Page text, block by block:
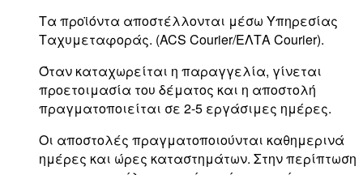
Τα προϊόντα αποστέλλονται μέσω Υπηρεσίας
Ταχυμεταφοράς. (ACS Courier/ΕΛΤΑ Courier).
Όταν καταχωρείται η παραγγελία, γίνεται
προετοιμασία του δέματος και η αποστολή
πραγματοποιείται σε 2-5 εργάσιμες ημέρες.
Οι αποστολές πραγματοποιούνται καθημερινά
ημέρες και ώρες καταστημάτων. Στην περίπτωση